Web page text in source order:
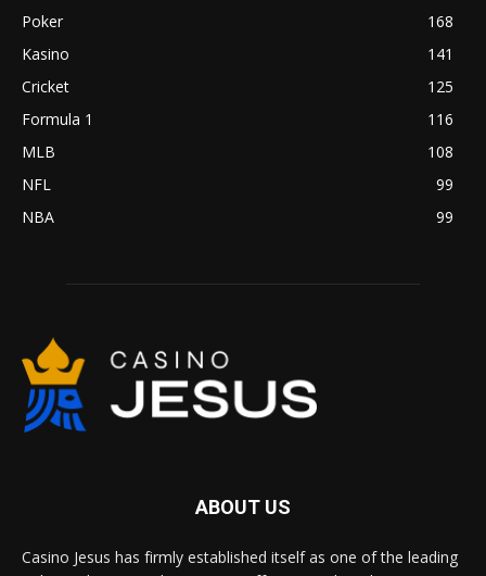
Poker
168
Kasino
141
Cricket
125
Formula 1
116
MLB
108
NFL
99
NBA
99
ABOUT US
Casino Jesus has firmly established itself as one of the leading